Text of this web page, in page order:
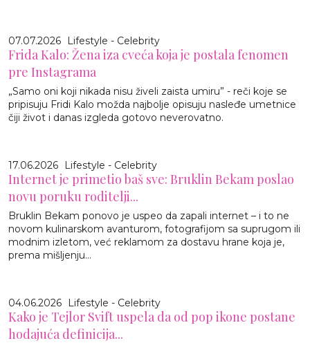
07.07.2026 Lifestyle - Celebrity
Frida Kalo: Žena iza cveća koja je postala fenomen
pre Instagrama
„Samo oni koji nikada nisu živeli zaista umiru” - reči koje se
pripisuju Fridi Kalo možda najbolje opisuju nasleđe umetnice
čiji život i danas izgleda gotovo neverovatno.
17.06.2026 Lifestyle - Celebrity
Internet je primetio baš sve: Bruklin Bekam poslao
novu poruku roditelji...
Bruklin Bekam ponovo je uspeo da zapali internet – i to ne
novom kulinarskom avanturom, fotografijom sa suprugom ili
modnim izletom, već reklamom za dostavu hrane koja je,
prema mišljenju...
04.06.2026 Lifestyle - Celebrity
Kako je Tejlor Svift uspela da od pop ikone postane
hodajuća definicija...